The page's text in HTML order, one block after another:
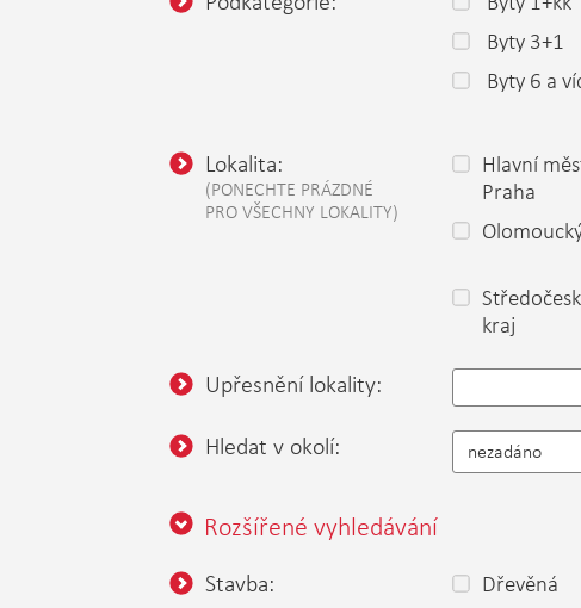
Byty 3+1
Byty 6 a
Lokalita:
(PONECHTE PRÁZDNÉ
PRO VŠECHNY LOKALITY)
Hlavní
Praha
kraj
Upřesnění lokality:
Hledat v okolí: nezadáno
Rozšířené vyhledávání
Stavba: Dřevěná